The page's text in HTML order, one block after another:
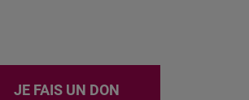
JE FAIS UN DON